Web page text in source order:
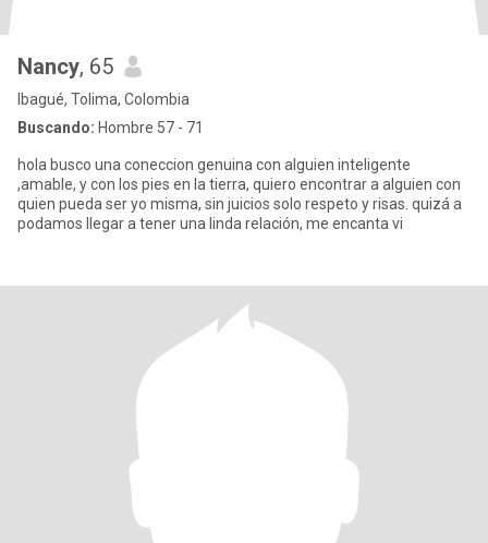
Nancy, 65
Ibagué, Tolima, Colombia
Buscando: Hombre 57 - 71
hola busco una coneccion genuina con alguien inteligente
,amable, y con los pies en la tierra, quiero encontrar a alguien con
quien pueda ser yo misma, sin juicios solo respeto y risas. quizá a
podamos llegar a tener una linda relación, me encanta vi